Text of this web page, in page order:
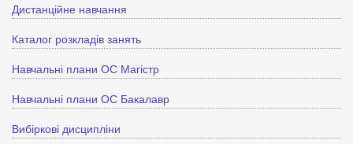
Дистанційне навчання
Каталог розкладів занять
Навчальні плани ОС Магістр
Навчальні плани ОС Бакалавр
Вибіркові дисципліни